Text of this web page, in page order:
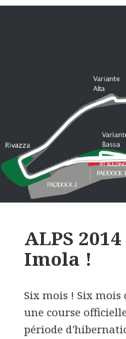
ALPS
Imola !
Six mois ! Six mois
une course
période